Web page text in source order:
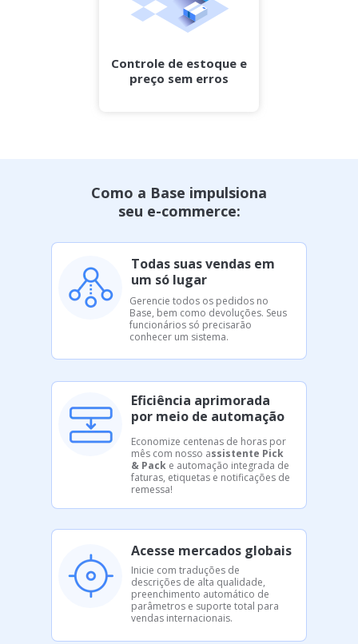
Controle de estoque e
preço sem erros
Todas suas vendas em
um só lugar
Economize centenas de horas por
mês com nosso assistente Pick
& Pack e automação integrada de
faturas, etiquetas e notificações de
remessa!
Eficiência aprimorada
por meio de automação
Acesse mercados globais
Inicie com traduções de
descrições de alta qualidade,
preenchimento automático de
parâmetros e suporte total para
vendas internacionais.
Como a Base impulsiona
seu e-commerce:
Gerencie todos os pedidos no
Base, bem como devoluções. Seus
funcionários só precisarão
conhecer um sistema.